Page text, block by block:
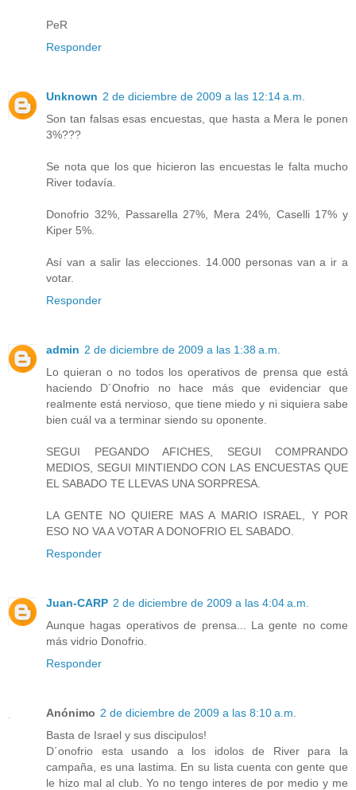
PeR
Responder
Unknown 2 de diciembre de 2009 a las 12:14 a.m.
Son tan falsas esas encuestas, que hasta a Mera le ponen
3%???
Se nota que los que hicieron las encuestas le falta mucho
River todavía.
Donofrio 32%, Passarella 27%, Mera 24%, Caselli 17% y
Kiper 5%.
Así van a salir las elecciones. 14.000 personas van a ir a
votar.
Responder
admin 2 de diciembre de 2009 a las 1:38 a.m.
Lo quieran o no todos los operativos de prensa que está
haciendo D´Onofrio no hace más que evidenciar que
realmente está nervioso, que tiene miedo y ni siquiera sabe
bien cuál va a terminar siendo su oponente.
SEGUI PEGANDO AFICHES, SEGUI COMPRANDO
MEDIOS, SEGUI MINTIENDO CON LAS ENCUESTAS QUE
EL SABADO TE LLEVAS UNA SORPRESA.
LA GENTE NO QUIERE MAS A MARIO ISRAEL, Y POR
ESO NO VA A VOTAR A DONOFRIO EL SABADO.
Responder
Juan-CARP 2 de diciembre de 2009 a las 4:04 a.m.
Aunque hagas operativos de prensa... La gente no come
más vidrio Donofrio.
Responder
Anónimo 2 de diciembre de 2009 a las 8:10 a.m.
Basta de Israel y sus discipulos!
D´onofrio esta usando a los idolos de River para la
campaña, es una lastima. En su lista cuenta con gente que
le hizo mal al club. Yo no tengo interes de por medio y me